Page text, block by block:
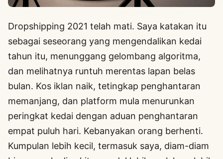
Dropshipping 2021 telah mati. Saya katakan itu
sebagai seseorang yang mengendalikan kedai
tahun itu, menunggang gelombang algoritma,
dan melihatnya runtuh merentas lapan belas
bulan. Kos iklan naik, tetingkap penghantaran
memanjang, dan platform mula menurunkan
peringkat kedai dengan aduan penghantaran
empat puluh hari. Kebanyakan orang berhenti.
Kumpulan lebih kecil, termasuk saya, diam-diam